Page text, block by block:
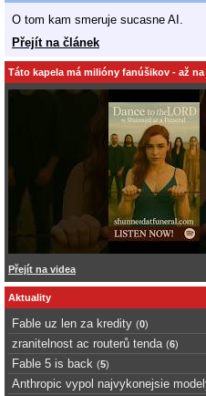
O tom kam smeruje sucasne AI.
Přejít na článek
Táto kapela má milióny fanúšikov - až
Přejít na videa
Aktuality
Fable uz len za kredity (0)
zranitelnost ac routerů tenda (6)
Fable 5 is back (5)
Anthropic vypol najvykonejsie